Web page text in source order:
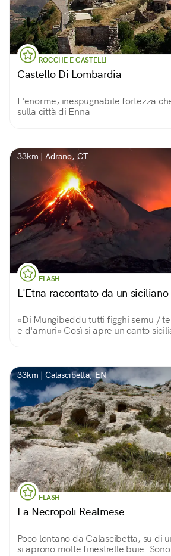
ROCCHE E CASTELLI
Castello Di Lombardia
L'enorme, inespugnabile fortezza
sulla città di Enna
33km | Adrano, CT
FLASH
L'Etna raccontato da un siciliano
«Di Mungibeddu tutti figghi semu /
e d'amuri» Così si apre un canto
33km | Calascibetta, EN
FLASH
La Necropoli Realmese
Poco lontano da Calascibetta, su di
si aprono molte finestrelle buie.